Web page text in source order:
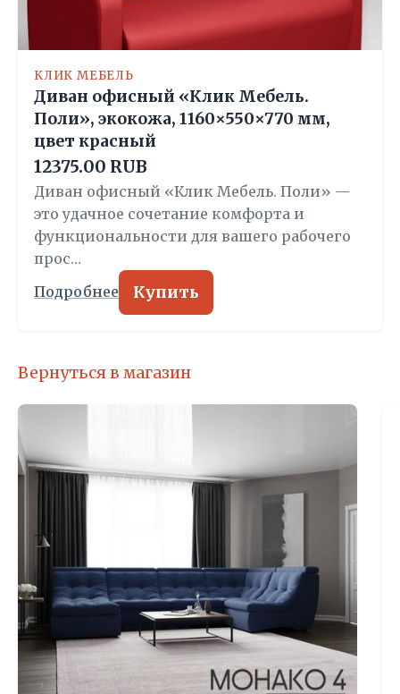
КЛИК МЕБЕЛЬ
Диван офисный «Клик Мебель.
Поли», экокожа, 1160×550×770 мм,
цвет красный
12375.00 RUB
Диван офисный «Клик Мебель. Поли» —
это удачное сочетание комфорта и
функциональности для вашего рабочего
прос…
Подробнее Купить
Вернуться в магазин